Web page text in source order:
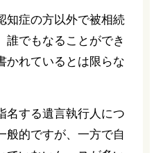
知症の方以外で被相続
誰でもなることができ
かれているとは限らな
名する遺言執行人につ
般的ですが、一方で自